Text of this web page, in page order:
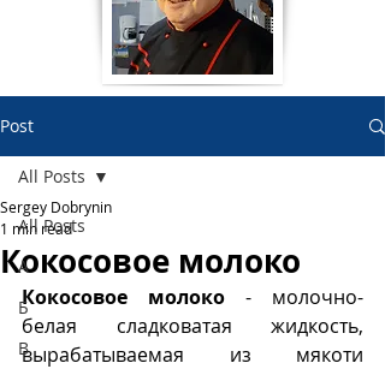
Post
All Posts
А
Б
В
All Posts
Кокосовое молоко
Sergey Dobrynin
1 min read
Кокосовое молоко - молочно-
белая сладковатая жидкость,
вырабатываемая из мякоти